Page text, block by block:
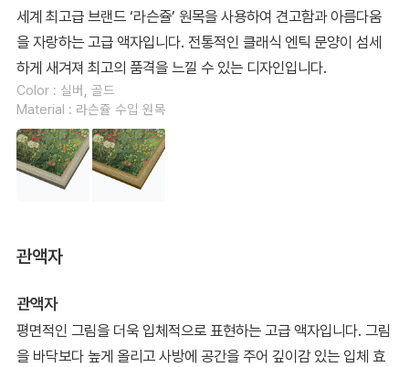
세계 최고급 브랜드 ‘라슨쥴’ 원목을 사용하여 견고함과 아름다움
을 자랑하는 고급 액자입니다. 전통적인 클래식 엔틱 문양이 섬세
하게 새겨져 최고의 품격을 느낄 수 있는 디자인입니다.
Color : 실버, 골드
Material : 라슨쥴 수입 원목
관액자
관액자
평면적인 그림을 더욱 입체적으로 표현하는 고급 액자입니다. 그림
을 바닥보다 높게 올리고 사방에 공간을 주어 깊이감 있는 입체 효